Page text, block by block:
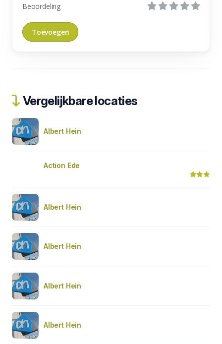
Beoordeling
Vergelijkbare locaties
Albert Hein
Action Ede
Albert Hein
Albert Hein
Albert Hein
Albert Hein